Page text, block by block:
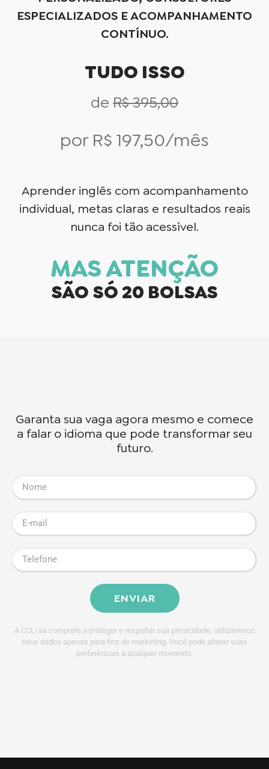
ESPECIALIZADOS E ACOMPANHAMENTO
CONTÍNUO.
TUDO ISSO
de R$ 395,00
por R$ 197,50/mês
Aprender inglês com acompanhamento
individual, metas claras e resultados reais
nunca foi tão acessível.
MAS ATENÇÃO
SÃO SÓ 20 BOLSAS
Garanta sua vaga agora mesmo e comece
a falar o idioma que pode transformar seu
futuro.
ENVIAR
A CCLi se comprete a proteger e respeitar sua privacidade, utilizaremos
seus dados apenas para fins de marketing. Você pode alterar suas
preferências a qualquer momento.